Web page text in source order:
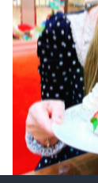
突然想
Full
下，行
Cafe飲下